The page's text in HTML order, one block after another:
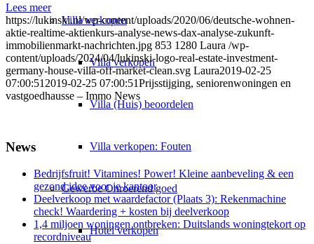
Villaverkopen
Villa verkopen
Villa (Huis) beoordelen
Villa verkopen: Fouten
GewerbeOnroerend goed
Hotel verkopen
Lees meer
https://lukinski.nl/wp-content/uploads/2020/06/deutsche-wohnen-
aktie-realtime-aktienkurs-analyse-news-dax-analyse-zukunft-
immobilienmarkt-nachrichten.jpg 853 1280 Laura /wp-
content/uploads/2024/04/lukinski-logo-real-estate-investment-
germany-house-villa-off-market-clean.svg Laura2019-02-25
07:00:51 2019-02-25 07:00:51Prijsstijging, seniorenwoningen en
vastgoedhausse – Immo News
News
Bedrijfsfruit! Vitamines! Power! Kleine aanbeveling & een
gezond idee voor je kantoor
Deelverkoop met waardefactor (Plaats 3): Rekenmachine
check! Waardering + kosten bij deelverkoop
1,4 miljoen woningen ontbreken: Duitslands woningtekort op
recordniveau